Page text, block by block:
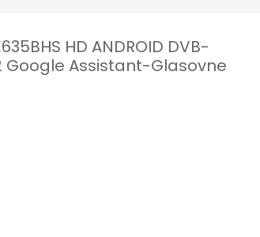
HD ANDROID DVB-
Google Assistant-Glasovne